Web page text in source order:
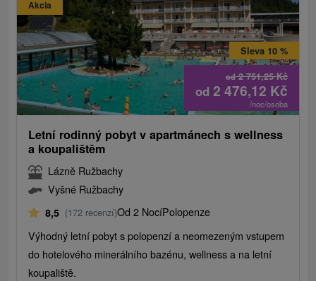
Akcia
od2 751,25Kč
Sleva 10 %
od 2 476,12 Kč
/noc/osoba
Letní rodinný pobyt v apartmánech s wellness
a koupalištěm
Lázně Ružbachy
Vyšné Ružbachy
8,5 (172 recenzí)Od 2 NocíPolopenze
Výhodný letní pobyt s polopenzí a neomezeným vstupem
do hotelového minerálního bazénu, wellness a na letní
koupaliště.